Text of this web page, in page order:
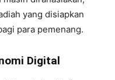
yang disiapkan
para pemenang.
Digital